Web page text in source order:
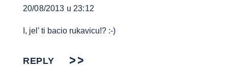
20/08/2013 u 23:12
I, jel’ ti bacio rukavicu!? :-)
REPLY